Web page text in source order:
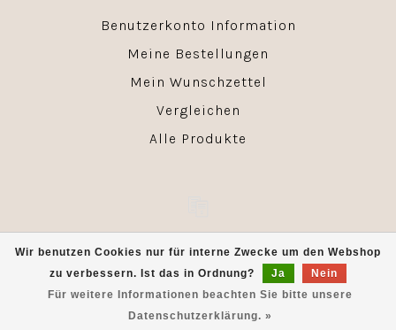
Wir benutzen Cookies nur für interne Zwecke um den Webshop
zu verbessern. Ist das in Ordnung?
Ja
Nein
Für weitere Informationen beachten Sie bitte unsere
Datenschutzerklärung. »
Benutzerkonto Information
Meine Bestellungen
Mein Wunschzettel
Vergleichen
Alle Produkte
© Copyright 2026 - Powered byLightspeed- Theme by
Dyvelopment